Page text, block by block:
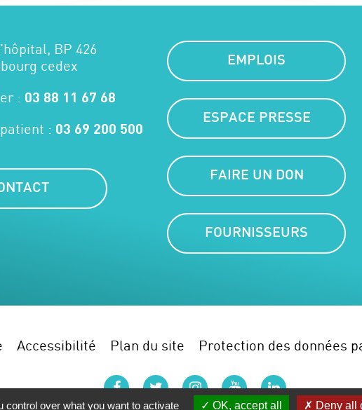
BP 426
cedex
: 03 88 11 67 68
: 03 69 200 500
EMPLOIS
ESPACE PRESSE
FAIRE UN DON
FOURNISSEURS
Accessibilité Plan du site Protection des données
facebooktwitterinstagramyoutubelinkedin
over what you want to activate OK, accept all Deny all